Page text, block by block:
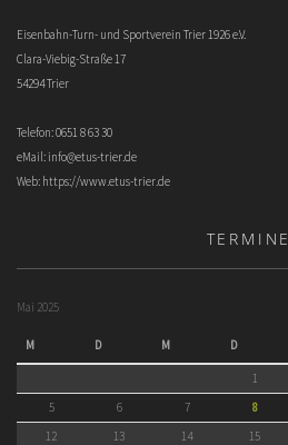
Eisenbahn-Turn- und Sportverein Trier 1926 e.V.
Clara-Viebig-Straße 17
54294 Trier
Telefon: 0651 8 63 30
eMail: info@etus-trier.de
Web: https://www.etus-trier.de
TERMINE
Mai 2025
M D M D
1
5
6 7 8
12
13 14 15